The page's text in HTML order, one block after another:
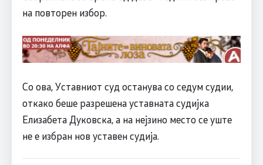
на повторен избор.
Со ова, Уставниот суд останува со седум судии,
откако беше разрешена уставната судијка
Елизабета Дуковска, а на нејзино место се уште
не е избран нов уставен судија.